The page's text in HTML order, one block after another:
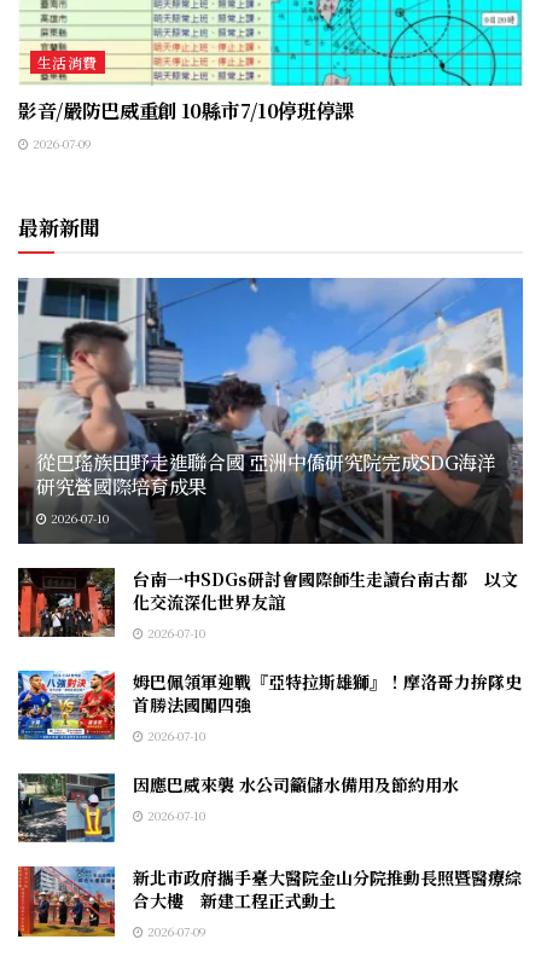
生活消費
影音/嚴防巴威重創 10縣市7/10停班停課
2026-07-09
最新新聞
從巴瑤族田野走進聯合國 亞洲中僑研究院完成SDG海洋
研究營國際培育成果
2026-07-10
台南一中SDGs研討會國際師生走讀台南古都 以文
化交流深化世界友誼
2026-07-10
姆巴佩領軍迎戰『亞特拉斯雄獅』！摩洛哥力拚隊史
首勝法國闖四強
2026-07-10
因應巴威來襲 水公司籲儲水備用及節約用水
2026-07-10
新北市政府攜手臺大醫院金山分院推動長照暨醫療綜
合大樓 新建工程正式動土
2026-07-09